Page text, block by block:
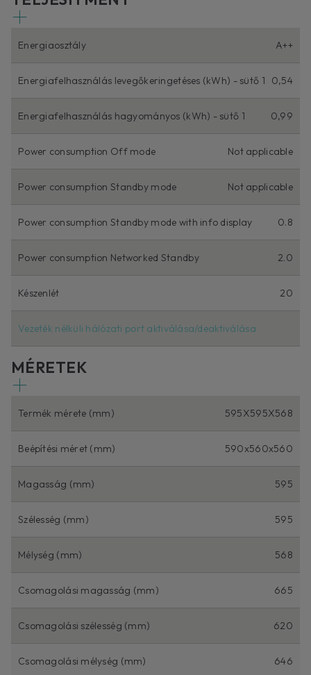
Energiaosztály A++
Energiafelhasználás levegőkeringetéses (kWh) - sütő 1 0,54
Energiafelhasználás hagyományos (kWh) - sütő 1 0,99
Power consumption Off mode Not applicable
Power consumption Standby mode Not applicable
Power consumption Standby mode with info display 0.8
Power consumption Networked Standby 2.0
Készenlét 20
Vezeték nélküli hálózati port aktiválása/deaktiválása
MÉRETEK
Termék mérete (mm) 595X595X568
Beépítési méret (mm) 590x560x560
Magasság (mm) 595
Szélesség (mm) 595
Mélység (mm) 568
Csomagolási magasság (mm) 665
Csomagolási szélesség (mm) 620
Csomagolási mélység (mm) 646